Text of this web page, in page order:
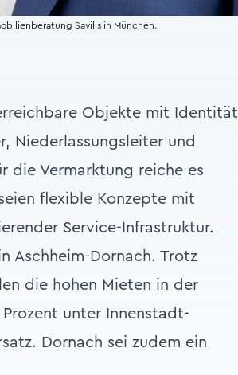
Savills in München.
Objekte mit Identität
Niederlassungsleiter und
die Vermarktung reiche es
flexible Konzepte mit
Service-Infrastruktur.
Aschheim-Dornach. Trotz
die hohen Mieten in der
unter Innenstadt-
Dornach sei zudem ein